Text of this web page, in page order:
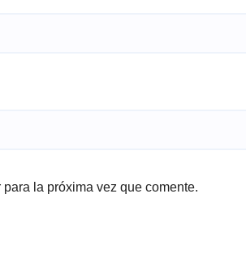
la próxima vez que comente.